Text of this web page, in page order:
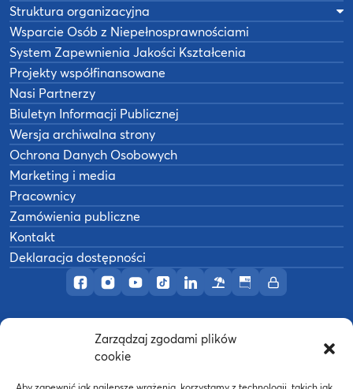
Zarządzaj zgodami plików
cookie
Profil AWF Poznań w serwisie Facebook
Profil AWF Poznań w serwisie Instagram
Profil AWF Poznań w serwisie YouTube
Profil AWF Poznań w serwisie
Profil AWF Poznań w
OśrodekBiuletynIntranet
Struktura organizacyjna
Wsparcie Osób z Niepełnosprawnościami
System Zapewnienia Jakości Kształcenia
Projekty współfinansowane
Nasi Partnerzy
Biuletyn Informacji Publicznej
Wersja archiwalna strony
Ochrona Danych Osobowych
Marketing i media
Pracownicy
Zamówienia publiczne
Kontakt
Deklaracja dostępności
Akademia Wychowania Fizycznego w
Wykonanie:nFinity.pl